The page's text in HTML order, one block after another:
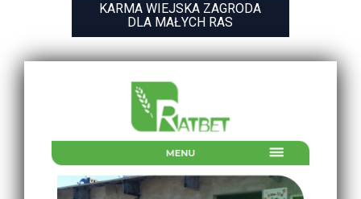
KARMA WIEJSKA ZAGRODA
DLA MAŁYCH RAS